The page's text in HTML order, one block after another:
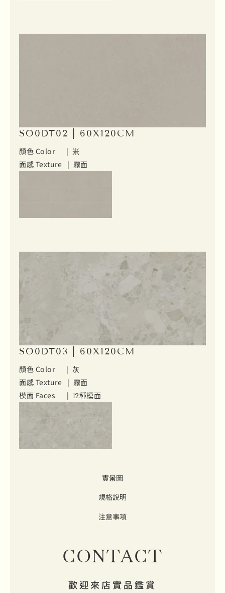
實景圖
規格說明
注意事項
SO0DT02 | 60X120CM
顏色 Color | 米
面感 Texture | 霧面
SO0DT03 | 60X120CM
顏色 Color | 灰
面感 Texture | 霧面
模面 Faces | 12種模面
CONTACT
歡迎來店實品鑑賞